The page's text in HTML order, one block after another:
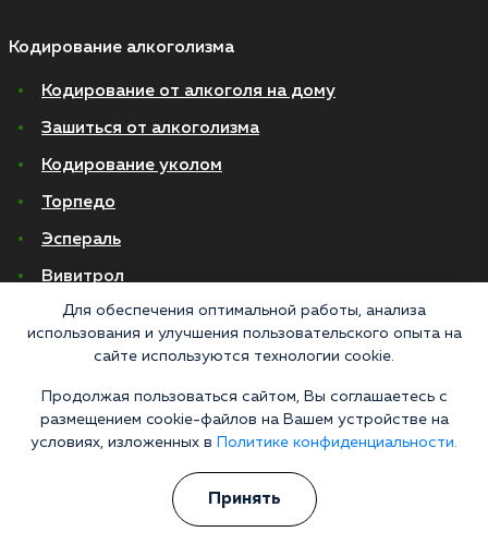
Кодирование алкоголизма
Кодирование от алкоголя на дому
Зашиться от алкоголизма
Кодирование уколом
Торпедо
Эспераль
Вивитрол
Кодирование двойной блок
Вывод из запоя в стационаре
Нарколог на дом
Капельница от запоя на дому
Капельница от запоя в стационаре
Капельница от похмелья
Для обеспечения оптимальной работы, анализа
использования и улучшения пользовательского опыта на
сайте используются технологии cookie.
Продолжая пользоваться сайтом, Вы соглашаетесь с
размещением cookie-файлов на Вашем устройстве на
условиях, изложенных в
Политике конфиденциальности.
Принять